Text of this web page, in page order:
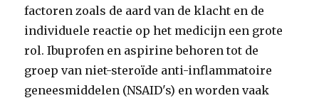
factoren zoals de aard van de klacht en de
individuele reactie op het medicijn een grote
rol. Ibuprofen en aspirine behoren tot de
groep van niet-steroïde anti-inflammatoire
geneesmiddelen (NSAID's) en worden vaak